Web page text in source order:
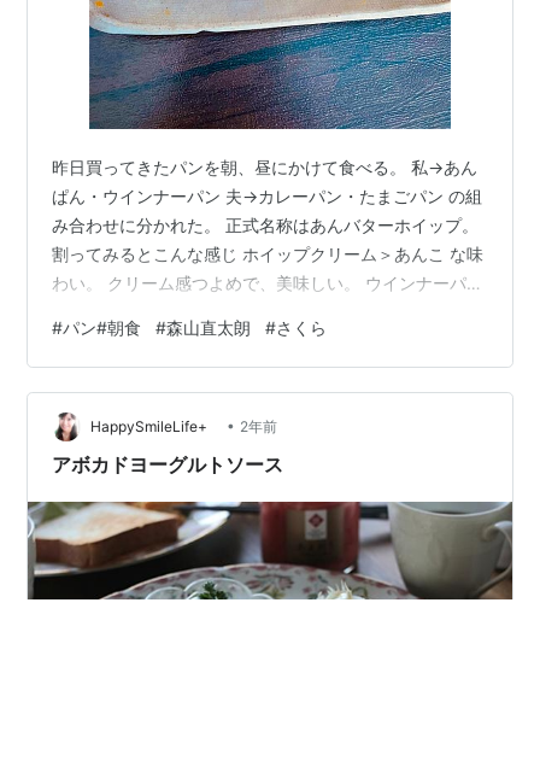
昨日買ってきたパンを朝、昼にかけて食べる。 私→あん
ぱん・ウインナーパン 夫→カレーパン・たまごパン の組
み合わせに分かれた。 正式名称はあんバターホイップ。
割ってみるとこんな感じ ホイップクリーム＞あんこ な味
わい。 クリーム感つよめで、美味しい。 ウインナーパ
ニでパンを買うときもウインナーとかチョリソーが一本
入ったものをつい選んでしまう。 このパンは一見わかり
にくいが、こんがり焼けたチーズが上に乗っていて、ひ
と味違う工夫がされていた。 ウインナーにもしっかり味
がついていて、満足感たっぷり。 これは夫がたべていた
#パン#朝食 #森山直太朗 #さくら
HappySmileLife+ • 2年前
アボカドヨーグルトソース